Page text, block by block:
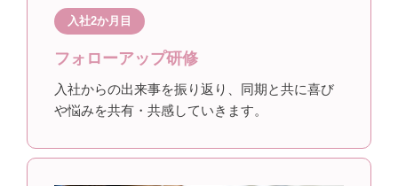
入社2か月目
フォローアップ研修
入社からの出来事を振り返り、同期と共に喜び
や悩みを共有・共感していきます。